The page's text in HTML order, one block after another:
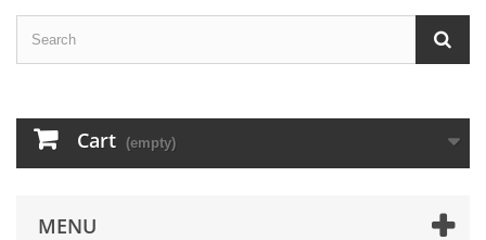
Cart (empty)
MENU